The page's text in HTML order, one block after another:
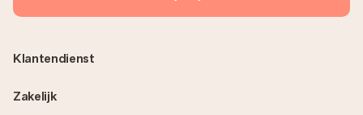
Klantendienst
Zakelijk